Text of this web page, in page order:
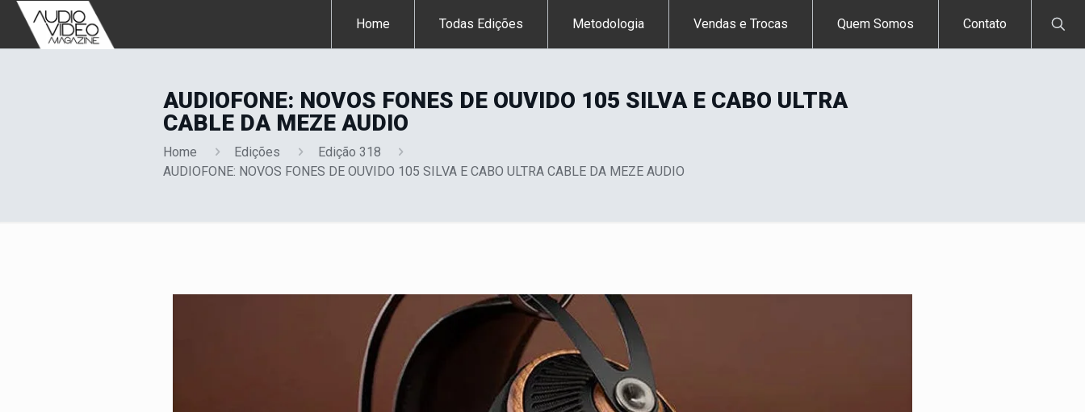
Home Todas Edições Metodologia Vendas e Trocas Quem Somos Contato
AUDIOFONE: NOVOS FONES DE OUVIDO 105 SILVA E CABO ULTRA
CABLE DA MEZE AUDIO
Home Edições
Edição 318
AUDIOFONE: NOVOS FONES DE OUVIDO 105 SILVA E CABO ULTRA CABLE DA MEZE AUDIO